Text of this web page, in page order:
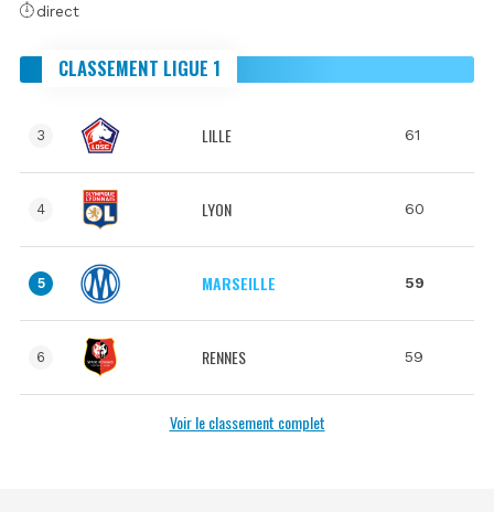
direct
CLASSEMENT LIGUE 1
3 LILLE 61
4 LYON 60
5 MARSEILLE 59
6 RENNES 59
Voir le classement complet